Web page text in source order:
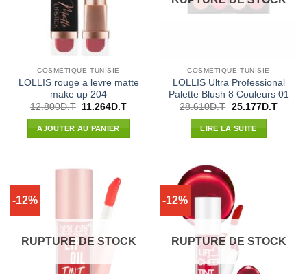
COSMÉTIQUE TUNISIE
LOLLIS rouge a levre matte
make up 204
12.800D.T
Le
initial
était :
11.264 D.TLe
AJOUTER AU PANIER
COSMÉTIQUE TUNISIE
LOLLIS Ultra Professional
Palette Blush 8 Couleurs 01
28.610D.T Le
initial
était :
25.177D.TLe
LIRE LA SUITE
-12%
RUPTURE DE STOCK
-12%
RUPTURE DE STOCK